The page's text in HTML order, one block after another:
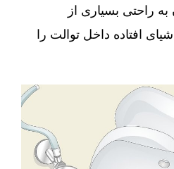
راحتی بسیاری از
افتاده داخل توالت را